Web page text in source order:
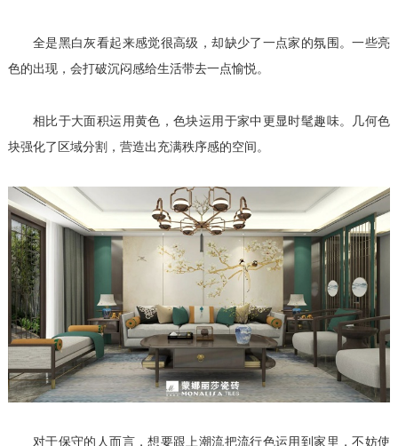
全是黑白灰看起来感觉很高级，却缺少了一点家的氛围。一些亮
色的出现，会打破沉闷感给生活带去一点愉悦。
相比于大面积运用黄色，色块运用于家中更显时髦趣味。几何色
块强化了区域分割，营造出充满秩序感的空间。
对于保守的人而言，想要跟上潮流把流行色运用到家里，不妨使